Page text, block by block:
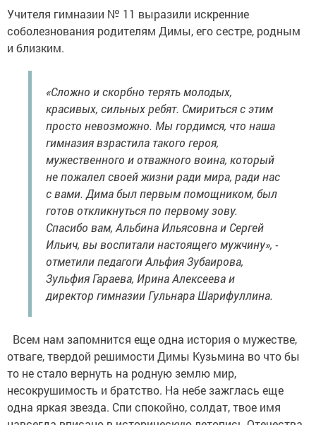
Учителя гимназии № 11 выразили искренние
соболезнования родителям Димы, его сестре, родным
и близким.
«Сложно и скорбно терять молодых,
красивых, сильных ребят. Смириться с этим
просто невозможно. Мы гордимся, что наша
гимназия взрастила такого героя,
мужественного и отважного воина, который
не пожалел своей жизни ради мира, ради нас
с вами. Дима был первым помощником, был
готов откликнуться по первому зову.
Спасибо вам, Альбина Ильясовна и Сергей
Ильич, вы воспитали настоящего мужчину», -
отметили педагоги Альфия Зубаирова,
Зульфия Гараева, Ирина Алексеева и
директор гимназии Гульнара Шарифуллина.
Всем нам запомнится еще одна история о мужестве,
отваге, твердой решимости Димы Кузьмина во что бы
то не стало вернуть на родную землю мир,
несокрушимость и братство. На небе зажглась еще
одна яркая звезда. Спи спокойно, солдат, твое имя